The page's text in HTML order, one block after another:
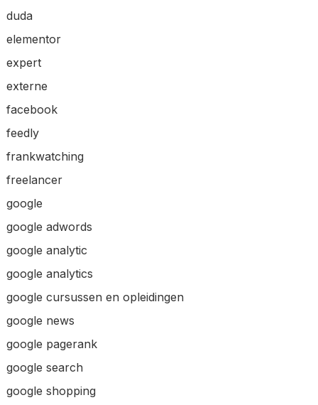
duda
elementor
expert
externe
facebook
feedly
frankwatching
freelancer
google
google adwords
google analytic
google analytics
google cursussen en opleidingen
google news
google pagerank
google search
google shopping